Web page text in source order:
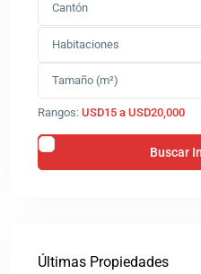
Cantón
Habitaciones
Rangos: USD15 a USD20,000
Últimas Propiedades